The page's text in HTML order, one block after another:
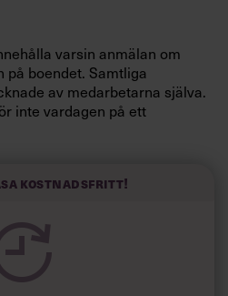
varsin anmälan om
på boendet. Samtliga
av medarbetarna själva.
inte vardagen på ett
jag. ’Så här kan det inte
förstår hon att
inte hade något med vården att
som ville testa
kostnadsfritt!